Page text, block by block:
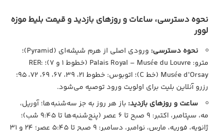
نحوه دسترسی، ساعات و روزهای بازدید و قیمت بلیط موزه
لوور
نحوه دسترسی:
ورودی اصلی از هرم شیشه‌ای (Pyramid)؛
مترو: Palais Royal – Musée du Louvre (خطوط 1 و 7)؛ RER:
Musée d’Orsay (خط C)؛ اتوبوس: خطوط 21، 39، 67، 69، 72، 95؛
رزرو آنلاین بلیت برای اولویت ورود توصیه می‌شود.
ساعت و روزهای بازدید: باز هر روز به جز سه‌شنبه‌ها؛ آوریل،
مه، سپتامبر، اکتبر: ۹ صبح تا ۶ عصر (پنج‌شنبه‌ها تا ۹:۴۵ شب)؛
ژانویه، فوریه، مارس، نوامبر، دسامبر: ۹ صبح تا ۵:۴۵ عصر؛ ۲۴ و ۳۱